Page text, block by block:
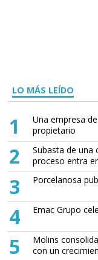
LO MÁS LEÍDO
1
Una empresa
propietario
2
Subasta de una
proceso entra
3 Porcelanosa
4 Emac Grupo
5
Molins
con un